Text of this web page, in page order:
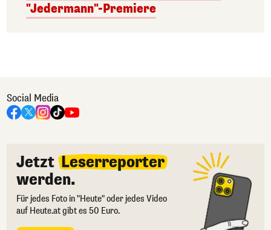
"Jedermann"-Premiere
Social Media
Jetzt Leserreporter
werden.
Für jedes Foto in "Heute" oder jedes Video
auf Heute.at gibt es 50 Euro.